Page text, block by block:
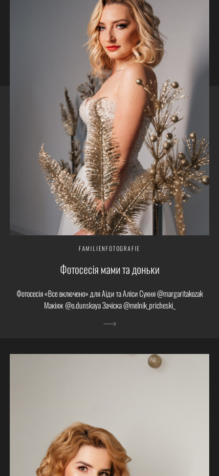
FAMILIENFOTOGRAFIE
Фотосесія мами та доньки
Фотосесія «Все включено» для Аіди та Аліси Сукня @margaritakozak
Макіяж @o.dunskaya Зачіска @melnik_pricheski_